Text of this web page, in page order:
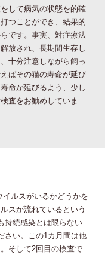
して病気の状態を的確
つことができ、結果的
です。事実、対症療法
放され、長期間生存し
十分注意しながら飼っ
ばその猫の寿命が延び
命が延びるよう、少し
査をお勧めしていま
イルスがいるかどうかを
スが流れているという
持続感染とは限らない
さい。この1カ月間は他
そして2回目の検査で